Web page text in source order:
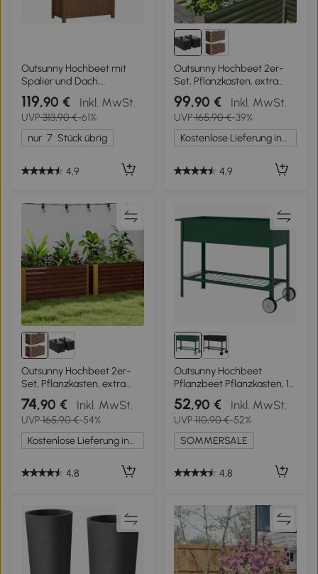
Outsunny Hochbeet mit
Spalier und Dach,
Pflanzkasten, Blumenbeet,
wetterfest, Holz, 90 x 45 x
183 cm, Braun
119,90 € Inkl. MwSt.
UVP313,90 €-61%
nur 7 Stück übrig
4,9
Outsunny Hochbeet 2er-
Set, Pflanzkasten, extra
tief, Metall, 120 x 60 x 60
cm Dunkelgrau
99,90 € Inkl. MwSt.
UVP165,90 €-39%
Kostenlose Lieferung innerhalb Deutschlands
4,9
Outsunny Hochbeet 2er-
Set, Pflanzkasten, extra
tief, Metall, 120 x 60 x 60
cm Braun
74,90 € Inkl. MwSt.
UVP165,90 €-54%
Kostenlose Lieferung innerhalb Deutschlands
4,8
Outsunny Hochbeet
Pflanzbeet Pflanzkasten, 1
Ablage, 2 Rollen, 109 cm x
44 cm x 80 cm, Grün
52,90 € Inkl. MwSt.
UVP110,90 €-52%
SOMMERSALE
4,8